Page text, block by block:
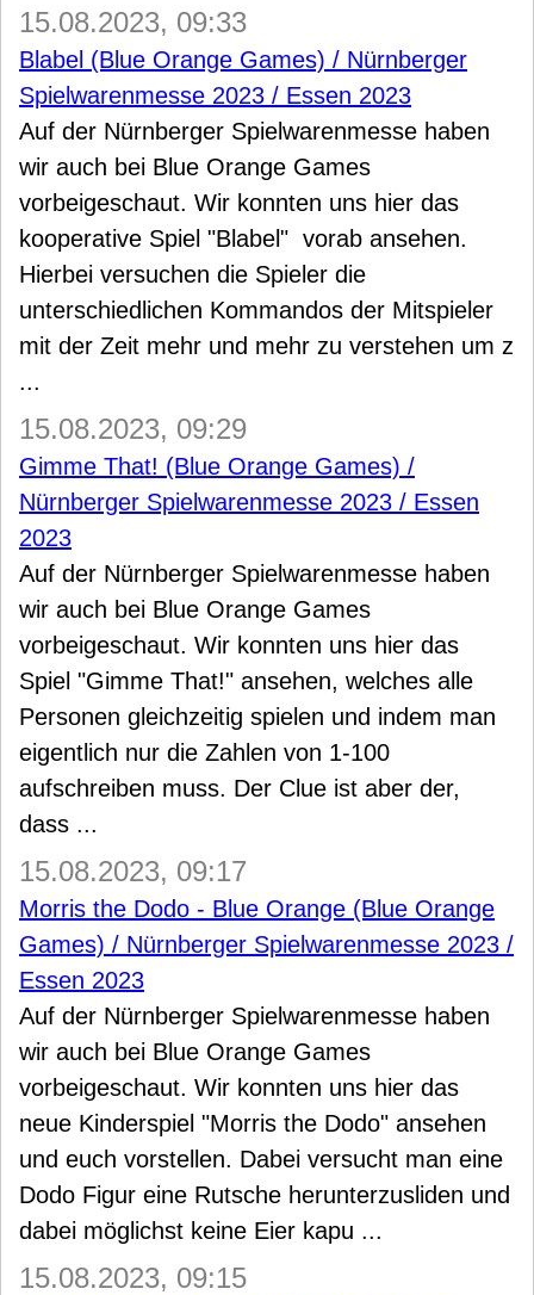
15.08.2023, 09:33
Blabel (Blue Orange Games) / Nürnberger
Spielwarenmesse 2023 / Essen 2023
Auf der Nürnberger Spielwarenmesse haben
wir auch bei Blue Orange Games
vorbeigeschaut. Wir konnten uns hier das
kooperative Spiel "Blabel" vorab ansehen.
Hierbei versuchen die Spieler die
unterschiedlichen Kommandos der Mitspieler
mit der Zeit mehr und mehr zu verstehen um z
...
15.08.2023, 09:29
Gimme That! (Blue Orange Games) /
Nürnberger Spielwarenmesse 2023 / Essen
2023
Auf der Nürnberger Spielwarenmesse haben
wir auch bei Blue Orange Games
vorbeigeschaut. Wir konnten uns hier das
Spiel "Gimme That!" ansehen, welches alle
Personen gleichzeitig spielen und indem man
eigentlich nur die Zahlen von 1-100
aufschreiben muss. Der Clue ist aber der,
dass ...
15.08.2023, 09:17
Morris the Dodo - Blue Orange (Blue Orange
Games) / Nürnberger Spielwarenmesse 2023 /
Essen 2023
Auf der Nürnberger Spielwarenmesse haben
wir auch bei Blue Orange Games
vorbeigeschaut. Wir konnten uns hier das
neue Kinderspiel "Morris the Dodo" ansehen
und euch vorstellen. Dabei versucht man eine
Dodo Figur eine Rutsche herunterzusliden und
dabei möglichst keine Eier kapu ...
15.08.2023, 09:15